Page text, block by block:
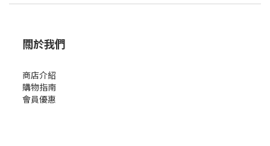
關於我們
商店介紹
購物指南
會員優惠